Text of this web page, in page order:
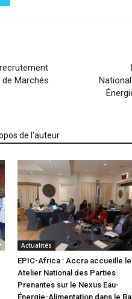
de Marchés
de l'auteur
Actualités
EPIC-Africa : Accra accueille le
Atelier National des Parties
Prenantes sur le Nexus Eau-
Énergie-Alimentation dans le